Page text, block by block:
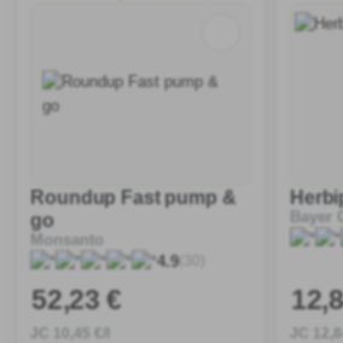
Roundup Fast pump &
go
Monsanto
4.9(30)
52,23 €
,45 €/l
Bayer
12
12